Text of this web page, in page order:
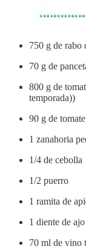
750 g de rabo
70 g de
800 g de
temporada))
90 g de
1 zanahoria
1/4 de cebolla
1/2 puerro
1 ramita de
1 diente de ajo
70 ml de vino